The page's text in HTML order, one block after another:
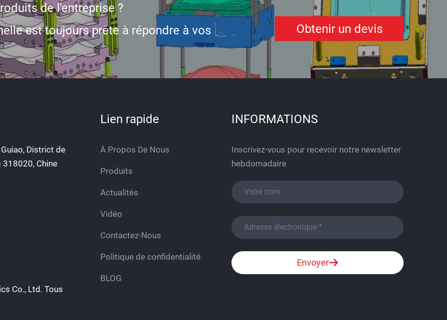
gros, double sécurité
de l'entreprise ?
est toujours prête à répondre à vos
Obtenir un devis
District de
318020, Chine
Co., Ltd. Tous
Lien rapide
À Propos De Nous
Produits
Actualités
Vidéo
Contactez-Nous
Politique de confidentialité
BLOG
INFORMATIONS
Inscrivez-vous pour recevoir notre newsletter
hebdomadaire
Envoyer